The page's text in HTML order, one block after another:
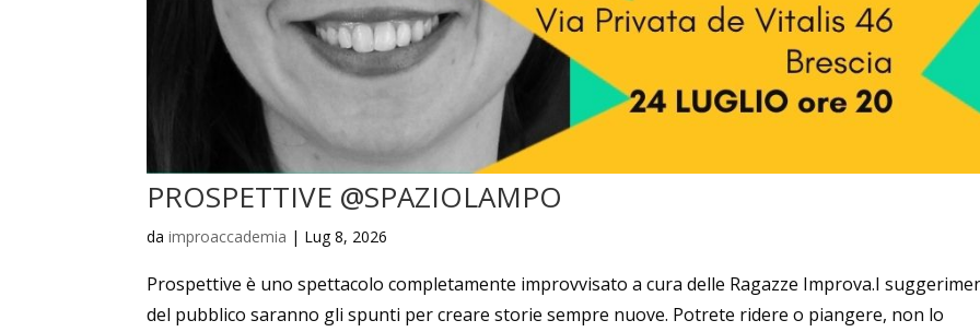
PROSPETTIVE @SPAZIOLAMPO
daimproaccademia | Lug 8, 2026
Prospettive è uno spettacolo completamente improvvisato a cura delle Ragazze Improva.I
del pubblico saranno gli spunti per creare storie sempre nuove. Potrete ridere o piangere, non lo